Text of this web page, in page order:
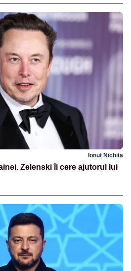
Ionuț Nichita
Zelenski îi cere ajutorul lui